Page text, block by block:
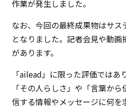
作業が発生しました。
なお、今回の最終成果物はサ
となりました。記者会見や動
があります。
「ailead」に限った評価では
「その人らしさ」や「言葉か
信する情報やメッセージに何